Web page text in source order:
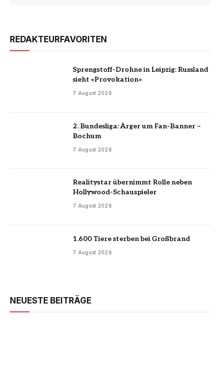
REDAKTEURFAVORITEN
Sprengstoff-Drohne in Leipzig: Russland
sieht «Provokation»
7 August 2026
2. Bundesliga: Ärger um Fan-Banner –
Bochum
7 August 2026
Realitystar übernimmt Rolle neben
Hollywood-Schauspieler
7 August 2026
1.600 Tiere sterben bei Großbrand
7 August 2026
NEUESTE BEITRÄGE